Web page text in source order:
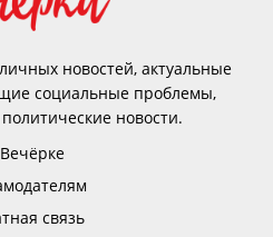
новостей, актуальные
социальные проблемы,
новости.
связь